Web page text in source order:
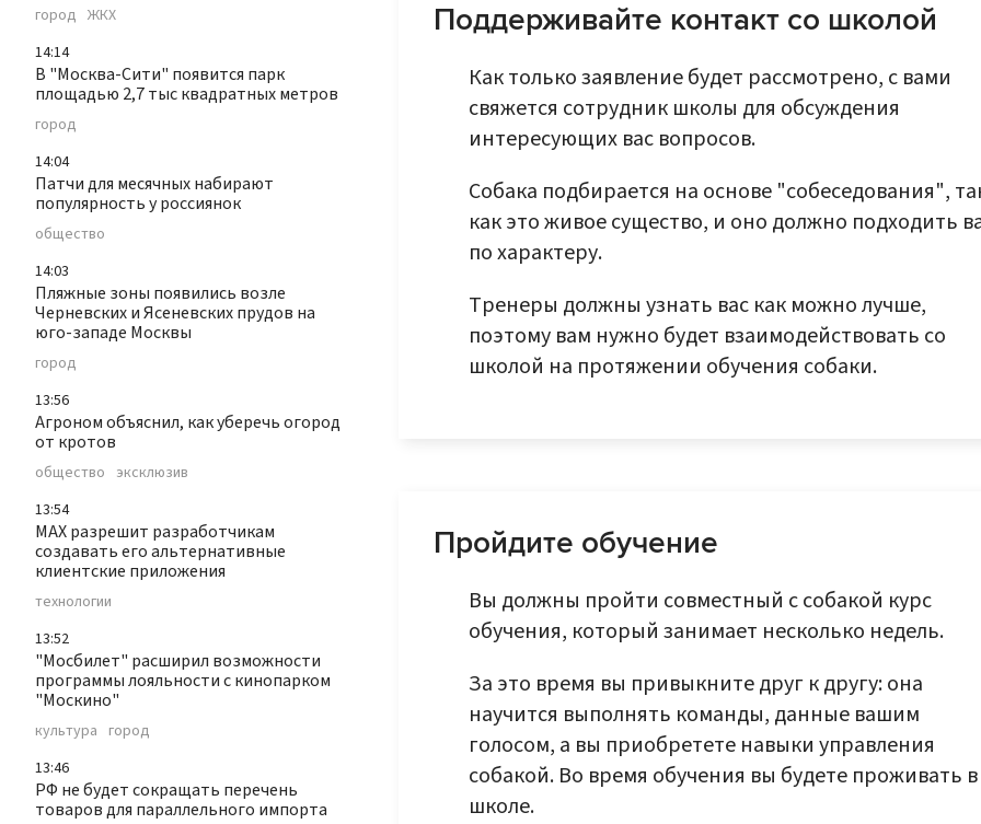
город ЖКХ
14:14
В "Москва-Сити" появится парк
площадью 2,7 тыс квадратных метров
город
14:04
Патчи для месячных набирают
популярность у россиянок
общество
14:03
Пляжные зоны появились возле
Черневских и Ясеневских прудов на
юго-западе Москвы
город
13:56
Агроном объяснил, как уберечь огород
от кротов
общество эксклюзив
13:54
MAX разрешит разработчикам
создавать его альтернативные
клиентские приложения
технологии
13:52
"Мосбилет" расширил возможности
программы лояльности с кинопарком
"Москино"
культура город
13:46
РФ не будет сокращать перечень
товаров для параллельного импорта
Поддерживайте контакт со школой
Как только заявление будет рассмотрено, с вами
свяжется сотрудник школы для обсуждения
интересующих вас вопросов.
Собака подбирается на основе "собеседования",
как это живое существо, и оно должно подходить
по характеру.
Тренеры должны узнать вас как можно лучше,
поэтому вам нужно будет взаимодействовать со
школой на протяжении обучения собаки.
Пройдите обучение
Вы должны пройти совместный с собакой курс
обучения, который занимает несколько недель.
За это время вы привыкните друг к другу: она
научится выполнять команды, данные вашим
голосом, а вы приобретете навыки управления
собакой. Во время обучения вы будете проживать в
школе.